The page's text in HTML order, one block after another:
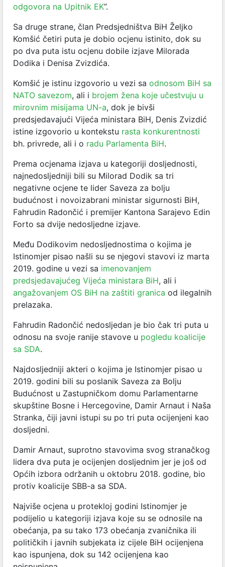
odgovora na Upitnik EK”.
Sa druge strane, član Predsjedništva BiH Željko
Komšić četiri puta je dobio ocjenu istinito, dok su
po dva puta istu ocjenu dobile izjave Milorada
Dodika i Denisa Zvizdića.
Komšić je istinu izgovorio u vezi sa odnosom BiH sa
NATO savezom, ali i brojem žena koje učestvuju u
mirovnim misijama UN-a, dok je bivši
predsjedavajući Vijeća ministara BiH, Denis Zvizdić
istine izgovorio u kontekstu rasta konkurentnosti
bh. privrede, ali i o radu Parlamenta BiH.
Prema ocjenama izjava u kategoriji dosljednosti,
najnedosljedniji bili su Milorad Dodik sa tri
negativne ocjene te lider Saveza za bolju
budućnost i novoizabrani ministar sigurnosti BiH,
Fahrudin Radončić i premijer Kantona Sarajevo Edin
Forto sa dvije nedosljedne izjave.
Među Dodikovim nedosljednostima o kojima je
Istinomjer pisao našli su se njegovi stavovi iz marta
2019. godine u vezi sa imenovanjem
predsjedavajućeg Vijeća ministara BiH, ali i
angažovanjem OS BiH na zaštiti granica od ilegalnih
prelazaka.
Fahrudin Radončić nedosljedan je bio čak tri puta u
odnosu na svoje ranije stavove u pogledu koalicije
sa SDA.
Najdosljedniji akteri o kojima je Istinomjer pisao u
2019. godini bili su poslanik Saveza za Bolju
Budućnost u Zastupničkom domu Parlamentarne
skupštine Bosne i Hercegovine, Damir Arnaut i Naša
Stranka, čiji javni istupi su po tri puta ocijenjeni kao
dosljedni.
Damir Arnaut, suprotno stavovima svog stranačkog
lidera dva puta je ocijenjen dosljednim jer je još od
Općih izbora održanih u oktobru 2018. godine, bio
protiv koalicije SBB-a sa SDA.
Najviše ocjena u protekloj godini Istinomjer je
podijelio u kategoriji izjava koje su se odnosile na
obećanja, pa su tako 173 obećanja zvaničnika ili
političkih i javnih subjekata iz cijele BiH ocijenjena
kao ispunjena, dok su 142 ocijenjena kao